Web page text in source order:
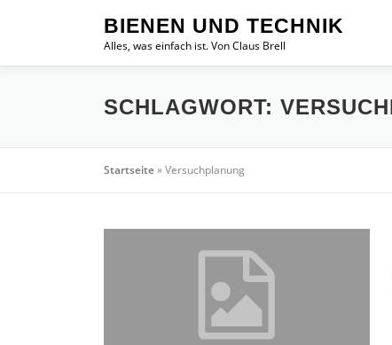
BIENEN UND TECHNIK
Alles, was einfach ist. Von Claus Brell
SCHLAGWORT:
Startseite»Versuchplanung